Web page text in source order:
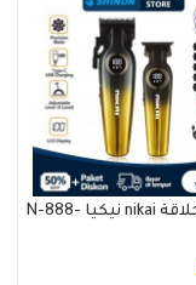
ماكنة حلاقة nikai نيكيا N-888-